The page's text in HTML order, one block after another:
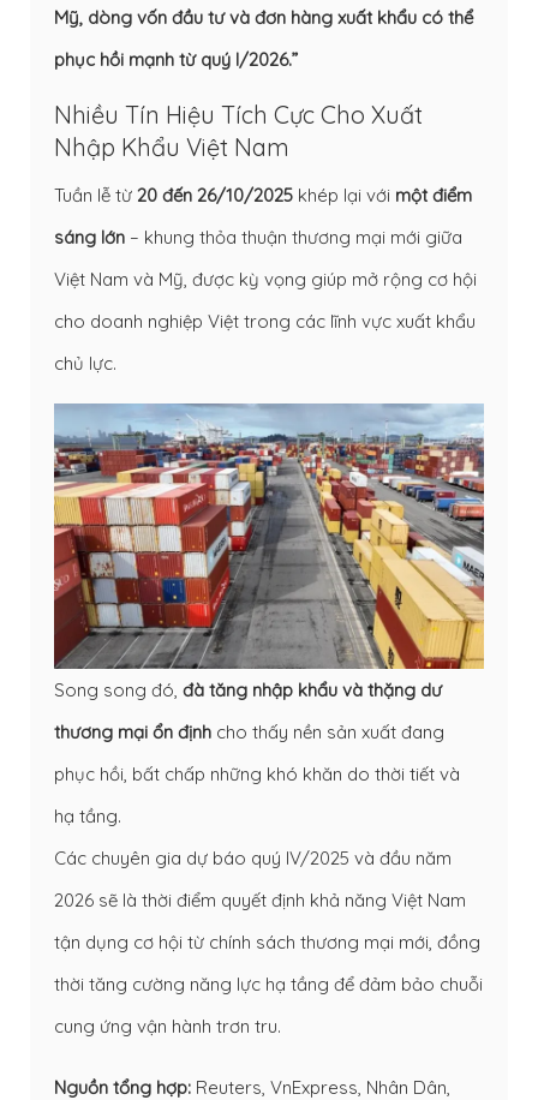
Mỹ, dòng vốn đầu tư và đơn hàng xuất khẩu có thể
phục hồi mạnh từ quý I/2026.”
Nhiều Tín Hiệu Tích Cực Cho Xuất
Nhập Khẩu Việt Nam
Tuần lễ từ 20 đến 26/10/2025 khép lại với một điểm
sáng lớn – khung thỏa thuận thương mại mới giữa
Việt Nam và Mỹ, được kỳ vọng giúp mở rộng cơ hội
cho doanh nghiệp Việt trong các lĩnh vực xuất khẩu
chủ lực.
Song song đó, đà tăng nhập khẩu và thặng dư
thương mại ổn định cho thấy nền sản xuất đang
phục hồi, bất chấp những khó khăn do thời tiết và
hạ tầng.
Các chuyên gia dự báo quý IV/2025 và đầu năm
2026 sẽ là thời điểm quyết định khả năng Việt Nam
tận dụng cơ hội từ chính sách thương mại mới, đồng
thời tăng cường năng lực hạ tầng để đảm bảo chuỗi
cung ứng vận hành trơn tru.
Nguồn tổng hợp: Reuters, VnExpress, Nhân Dân,